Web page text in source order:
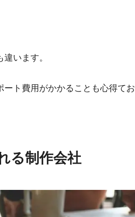
います。
ト費用がかかることも心得て
る制作会社